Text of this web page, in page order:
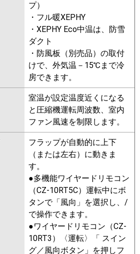
PA-P80T7SHNBX PA-P80T7SHNB
PA-P80T7SH PA-P80T7SHN
PA-
P80V6SCNB
P80T6SCNB PA-P80V6SHNB PA-
P80T6SHB
PA-P80T6SHNB PA-
P80T6SHA PA-P80T6SHN1
プ）
・フル暖XEPHY
・XEPHY Eco中温は、防雪
ダクト
・防風板（別売品）の取付
けで、外気温－15℃まで冷
房できます。
室温が設定温度近くになる
と圧縮機運転周波数、室内
ファン風速を制限します。
フラップが自動的に上下
（または左右）に動きま
す。
●多機能ワイヤードリモコン
（CZ-10RT5C）運転中にボ
タンで「風向」を選択し、/
で操作できます。
●ワイヤードリモコン（CZ-
10RT3）〈運転〉「 スイン
グ／風向ボタン」を押しフ